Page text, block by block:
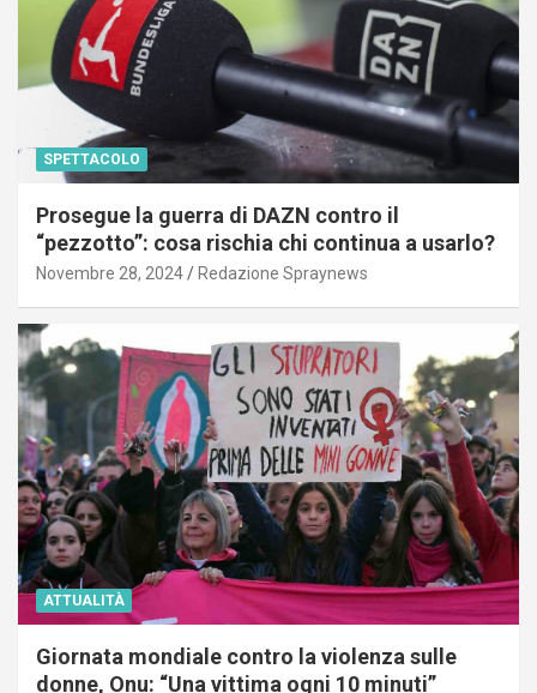
SPETTACOLO
Prosegue la guerra di DAZN contro il
“pezzotto”: cosa rischia chi continua a usarlo?
Novembre 28, 2024 Redazione Spraynews
ATTUALITÀ
Giornata mondiale contro la violenza sulle
donne, Onu: “Una vittima ogni 10 minuti”